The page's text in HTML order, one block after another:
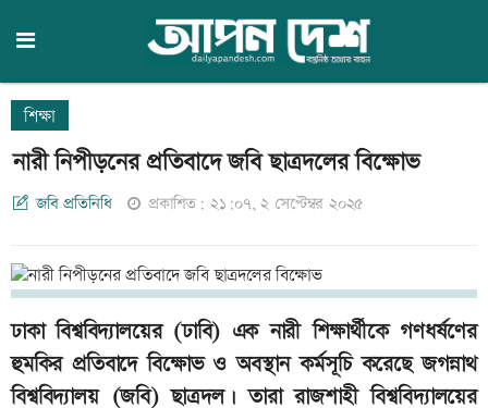
শিক্ষা
নারী নিপীড়নের প্রতিবাদে জবি ছাত্রদলের বিক্ষোভ
জবি প্রতিনিধি প্রকাশিত: ২১:০৭, ২ সেপ্টেম্বর ২০২৫
ঢাকা বিশ্ববিদ্যালয়ের (ঢাবি) এক নারী শিক্ষার্থীকে গণধর্ষণের
হুমকির প্রতিবাদে বিক্ষোভ ও অবস্থান কর্মসূচি করেছে জগন্নাথ
বিশ্ববিদ্যালয় (জবি) ছাত্রদল। তারা রাজশাহী বিশ্ববিদ্যালয়ের